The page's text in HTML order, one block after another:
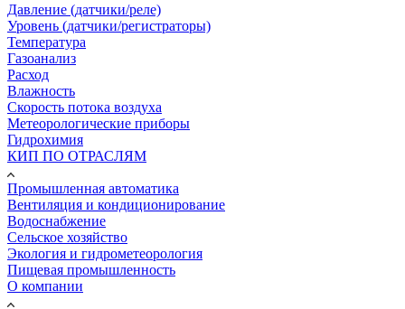
Давление (датчики/реле)
Уровень (датчики/регистраторы)
Температура
Газоанализ
Расход
Влажность
Скорость потока воздуха
Метеорологические приборы
Гидрохимия
КИП ПО ОТРАСЛЯМ
Промышленная автоматика
Вентиляция и кондиционирование
Водоснабжение
Сельское хозяйство
Экология и гидрометеорология
Пищевая промышленность
О компании